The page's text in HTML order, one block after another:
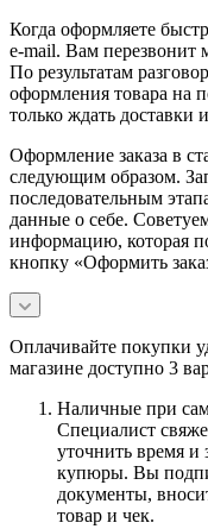
Когда оформляете
e-mail. Вам перезвонит
По результатам
оформления товара на
только ждать доставки
Оформление заказа в
следующим образом.
последовательным
данные о себе.
информацию, которая
кнопку «Оформить
Оплачивайте покупки
магазине доступно 3
Наличные при
Специалист
уточнить время и
купюры. Вы
документы,
товар и чек.